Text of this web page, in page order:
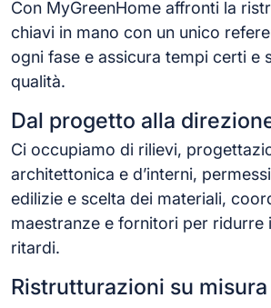
Con MyGreenHome affronti la
chiavi in mano con un unico
ogni fase e assicura tempi certi e
qualità.
Dal progetto alla
Ci occupiamo di rilievi,
architettonica e d’interni,
edilizie e scelta dei materiali,
maestranze e fornitori per ridurre
ritardi.
Ristrutturazioni su misura